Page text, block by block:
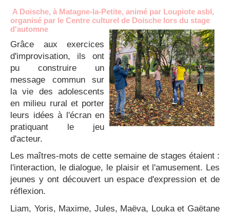
A Doische, à Matagne-la-Petite, animé par Loupiote asbl,
organisé par le Centre culturel de Doische lors du stage
d'automne
Grâce aux exercices
d'improvisation, ils ont
pu construire un
message commun sur
la vie des adolescents
en milieu rural et porter
leurs idées à l'écran en
pratiquant le jeu
d'acteur.
Les maîtres-mots de cette semaine de stages étaient :
l'interaction, le dialogue, le plaisir et l'amusement. Les
jeunes y ont découvert un espace d'expression et de
réflexion.
Liam, Yoris, Maxime, Jules, Maëva, Louka et Gaëtane